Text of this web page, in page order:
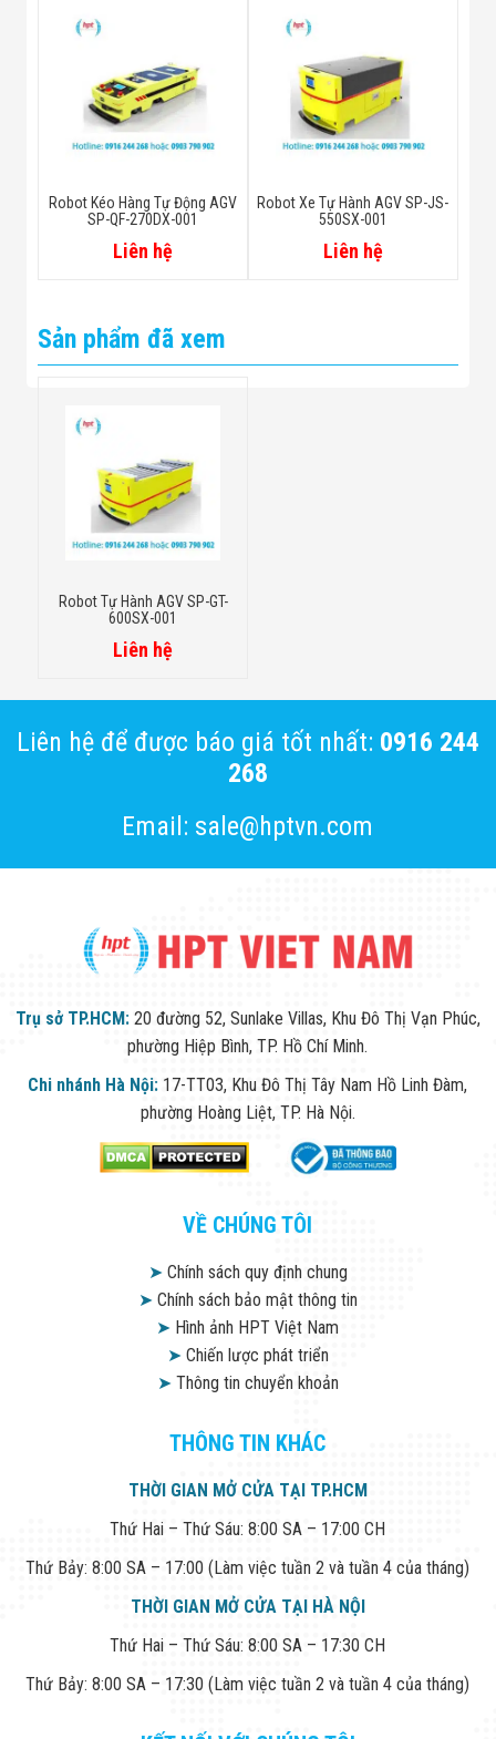
Robot Kéo Hàng Tự Động AGV
SP-QF-270DX-001
Liên hệ
Robot Xe Tự Hành AGV SP-JS-
550SX-001
Liên hệ
Sản phẩm đã xem
Robot Tự Hành AGV SP-GT-
600SX-001
Liên hệ
Liên hệ để được báo giá tốt nhất: 0916 244
268
Email: sale@hptvn.com
Trụ sở TP.HCM: 20 đường 52, Sunlake Villas, Khu Đô Thị Vạn Phúc,
phường Hiệp Bình, TP. Hồ Chí Minh.
Chi nhánh Hà Nội: 17-TT03, Khu Đô Thị Tây Nam Hồ Linh Đàm,
phường Hoàng Liệt, TP. Hà Nội.
VỀ CHÚNG TÔI
➤Chính sách quy định chung
➤Chính sách bảo mật thông tin
➤ Hình ảnh HPT Việt Nam
➤Chiến lược phát triển
➤Thông tin chuyển khoản
THÔNG TIN KHÁC
THỜI GIAN MỞ CỬA TẠI TP.HCM
Thứ Hai – Thứ Sáu: 8:00 SA – 17:00 CH
Thứ Bảy: 8:00 SA – 17:00 (Làm việc tuần 2 và tuần 4 của tháng)
THỜI GIAN MỞ CỬA TẠI HÀ NỘI
Thứ Hai – Thứ Sáu: 8:00 SA – 17:30 CH
Thứ Bảy: 8:00 SA – 17:30 (Làm việc tuần 2 và tuần 4 của tháng)